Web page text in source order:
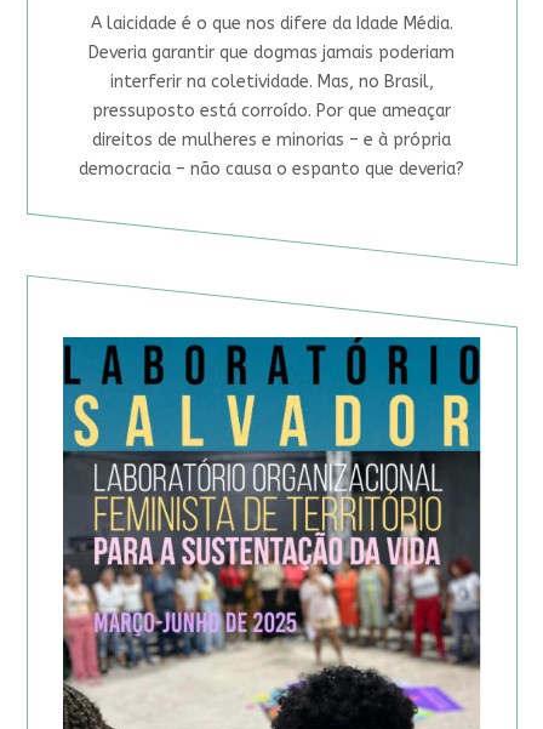
A laicidade é o que nos difere da Idade Média.
Deveria garantir que dogmas jamais poderiam
interferir na coletividade. Mas, no Brasil,
pressuposto está corroído. Por que ameaçar
direitos de mulheres e minorias – e à própria
democracia – não causa o espanto que deveria?